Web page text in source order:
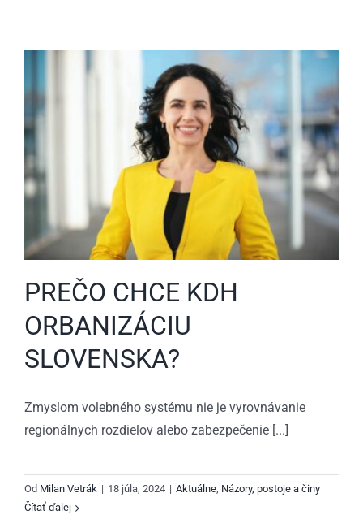
PREČO CHCE KDH
ORBANIZÁCIU
SLOVENSKA?
Zmyslom volebného systému nie je vyrovnávanie
regionálnych rozdielov alebo zabezpečenie [...]
Od Milan Vetrák | 18 júla, 2024 | Aktuálne, Názory, postoje a činy
Čítať ďalej